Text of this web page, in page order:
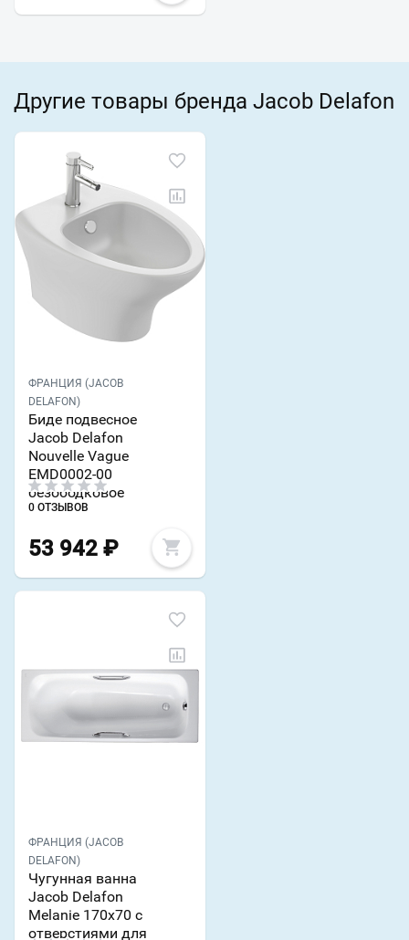
Другие товары бренда Jacob Delafon
ФРАНЦИЯ (JACOB
DELAFON)
Биде подвесное
Jacob Delafon
Nouvelle Vague
EMD0002-00
безободковое
0 ОТЗЫВОВ
53 942 ₽
ФРАНЦИЯ (JACOB
DELAFON)
Чугунная ванна
Jacob Delafon
Melanie 170х70 с
отверстиями для